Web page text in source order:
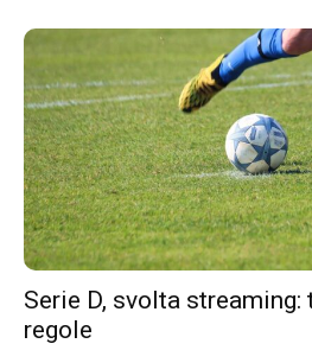
Serie D, svolta streaming:
regole